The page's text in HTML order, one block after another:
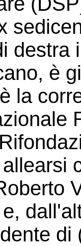
destra
è
la
di